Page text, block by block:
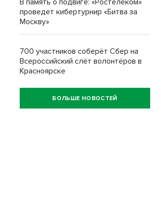
В память о подвиге: «Ростелеком»
проведет кибертурнир «Битва за
Москву»
700 участников соберёт Сбер на
Всероссийский слёт волонтёров в
Красноярске
БОЛЬШЕ НОВОСТЕЙ